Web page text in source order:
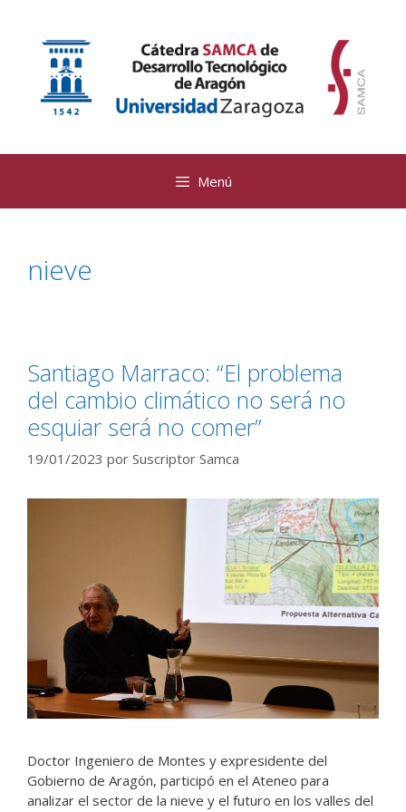
contenido
Menú
nieve
Santiago Marraco: “El problema
del cambio climático no será no
esquiar será no comer”
19/01/2023 por Suscriptor Samca
Doctor Ingeniero de Montes y expresidente del
Gobierno de Aragón, participó en el Ateneo para
analizar el sector de la nieve y el futuro en los valles del